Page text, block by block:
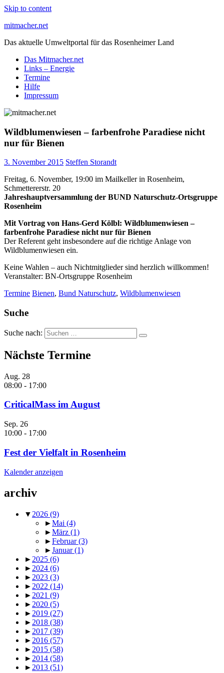
Skip to content
mitmacher.net
Das aktuelle Umweltportal für das Rosenheimer Land
Das Mitmacher.net
Links – Energie
Termine
Hilfe
Impressum
Wildblumenwiesen – farbenfrohe Paradiese nicht
nur für Bienen
3. November 2015 Steffen Storandt
Freitag, 6. November, 19:00 im Mailkeller in Rosenheim,
Schmettererstr. 20
Jahreshauptversammlung der BUND Naturschutz-Ortsgruppe
Rosenheim
Mit Vortrag von Hans-Gerd Kölbl: Wildblumenwiesen –
farbenfrohe Paradiese nicht nur für Bienen
Der Referent geht insbesondere auf die richtige Anlage von
Wildblumenwiesen ein.
Keine Wahlen – auch Nichtmitglieder sind herzlich willkommen!
Veranstalter: BN-Ortsgruppe Rosenheim
Termine Bienen, Bund Naturschutz, Wildblumenwiesen
Suche
Suche nach:
Nächste Termine
Aug. 28
08:00 - 17:00
CriticalMass im August
Sep. 26
10:00 - 17:00
Fest der Vielfalt in Rosenheim
Kalender anzeigen
archiv
▼ 2026 (9)
►Mai (4)
►März (1)
►Februar(3)
►Januar(1)
► 2025 (6)
► 2024 (6)
► 2023 (3)
► 2022 (14)
► 2021 (9)
► 2020 (5)
► 2019 (27)
► 2018 (38)
► 2017 (39)
► 2016 (57)
► 2015 (58)
► 2014 (58)
► 2013 (51)